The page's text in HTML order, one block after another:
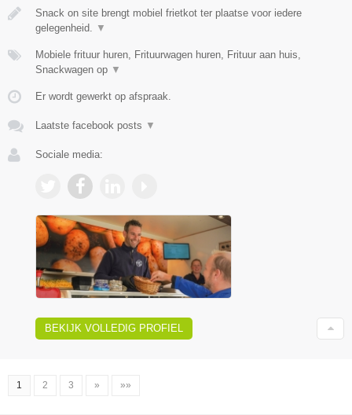
Snack on site brengt mobiel frietkot ter plaatse voor iedere
gelegenheid. ▼
Mobiele frituur huren, Frituurwagen huren, Frituur aan huis,
Snackwagen op ▼
Er wordt gewerkt op afspraak.
Laatste facebook posts ▼
Sociale media:
BEKIJK VOLLEDIG PROFIEL
1 2 3 » »»